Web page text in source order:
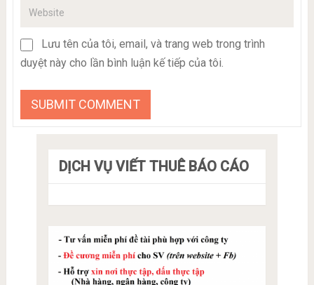
Lưu tên của tôi, email, và trang web trong trình
duyệt này cho lần bình luận kế tiếp của tôi.
DỊCH VỤ VIẾT THUÊ BÁO CÁO